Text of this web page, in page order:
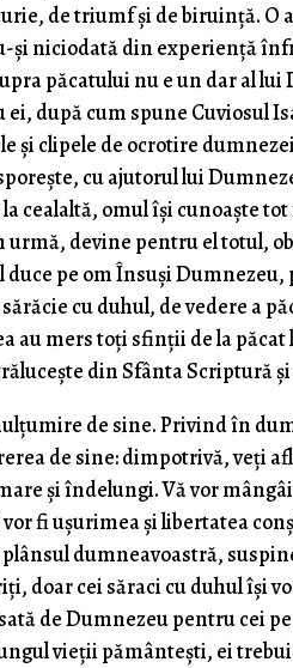
de triumf și de biruință. O
și niciodată din experiență
păcatului nu e un dar al lui
după cum spune Cuviosul
și clipele de ocrotire
cu ajutorul lui
cealaltă, omul își cunoaște
urmă, devine pentru el totul,
duce pe om Însuși
cu duhul, de vedere a
au mers toți sfinții de la
din Sfânta Scriptură
de sine. Privind în
de sine: dimpotrivă, veți
și îndelungi. Vă vor
fi ușurimea și libertatea
dumneavoastră,
doar cei săraci cu duhul își
de Dumnezeu pentru cei
vieții pământești, ei